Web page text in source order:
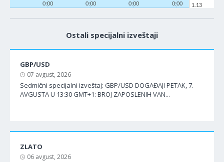
0:00
0:00
0:00
0:00
1.13
Ostali specijalni izveštaji
GBP/USD
07 avgust, 2026
Sedmični specijalni izveštaj: GBP/USD DOGAĐAJI PETAK, 7.
AVGUSTA U 13:30 GMT+1: BROJ ZAPOSLENIH VAN...
ZLATO
06 avgust, 2026